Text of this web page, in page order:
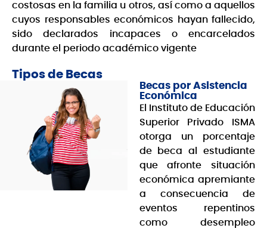
costosas en la familia u otros, así como a aquellos
cuyos responsables económicos hayan fallecido,
sido declarados incapaces o encarcelados
durante el periodo académico vigente
Tipos de Becas
Becas por Asistencia
Económica
El Instituto de Educación
Superior Privado ISMA
otorga un porcentaje
de beca al estudiante
que afronte situación
económica apremiante
a consecuencia de
eventos repentinos
como desempleo